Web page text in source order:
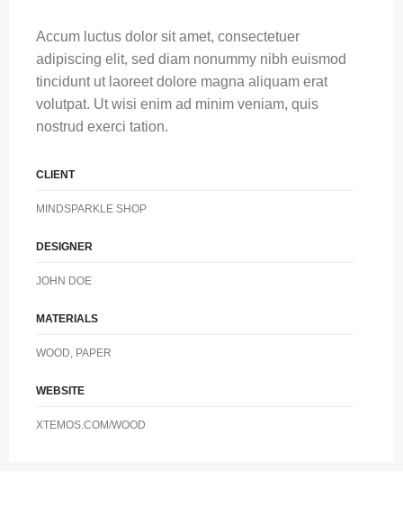
Accum luctus dolor sit amet, consectetuer
adipiscing elit, sed diam nonummy nibh euismod
tincidunt ut laoreet dolore magna aliquam erat
volutpat. Ut wisi enim ad minim veniam, quis
nostrud exerci tation.
CLIENT
MINDSPARKLE SHOP
DESIGNER
JOHN DOE
MATERIALS
WOOD, PAPER
WEBSITE
XTEMOS.COM/WOOD